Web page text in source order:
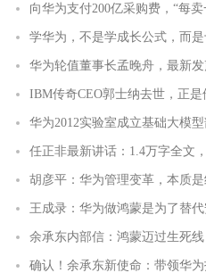
向华为支付200亿采购费，“每
学华为，不是学成长公式，而
华为轮值董事长孟晚舟，最新
IBM传奇CEO郭士纳去世，正
华为2012实验室成立基础大模型
任正非最新讲话：1.4万字全文
胡彦平：华为管理变革，本质
王成录：华为做鸿蒙是为了替代
余承东内部信：鸿蒙迈过生死
确认！余承东新使命：带领华